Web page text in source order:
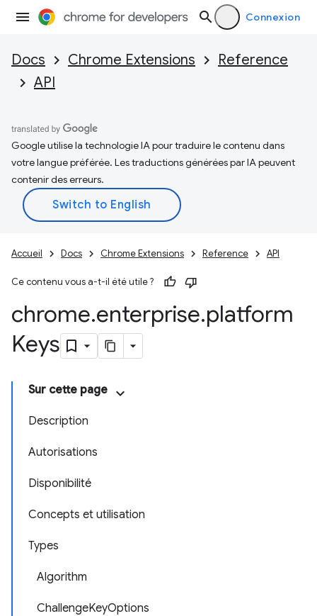
Connexion
Docs Chrome Extensions
Reference
API
Google utilise la technologie IA pour traduire le contenu dans
votre langue préférée. Les traductions générées par IA peuvent
contenir des erreurs.
Accueil Docs Chrome Extensions Reference API
Ce contenu vous a-t-il été utile ?
chrome.enterprise.platform
Keys
Sur cette page
Description
Autorisations
Disponibilité
Concepts et utilisation
Types
Algorithm
ChallengeKeyOptions